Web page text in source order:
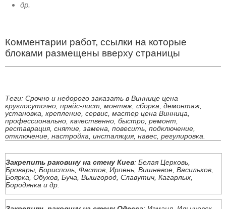
др.
Комментарии работ, ссылки на которые
блоками размещены вверху страницы
Теги: Срочно и недорого заказать в Виннице цена
круглосуточно, прайс-лист, монтаж, сборка, демонтаж,
установка, крепление, сервис, мастер цена Винница,
профессионально, качественно, быстро, ремонт,
реставрация, снятие, замена, повесить, подключение,
отключение, настройка, инсталяция, навес, регулировка.
Закрепить раковину на стену Киев: Белая Церковь,
Бровары, Борисполь, Фастов, Ирпень, Вишневое, Васильков,
Боярка, Обухов, Буча, Вышгород, Славутич, Кагарлых,
Бородянка и др.